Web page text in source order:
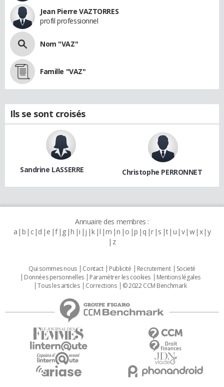
Jean Pierre VAZTORRES
profil professionnel
Nom "VAZ"
Famille "VAZ"
Ils se sont croisés
Sandrine LASSERRE Christophe PERRONNET
Annuaire des membres :
a b c d e f g h i j k l m n o p q r s t u v w x y
z
Qui sommes nous Contact Publicité Recrutement
Societé
Données personnelles
Paramétrer les cookies
Mentions légales
Tous les articles
Corrections © 2022 CCM Benchmark